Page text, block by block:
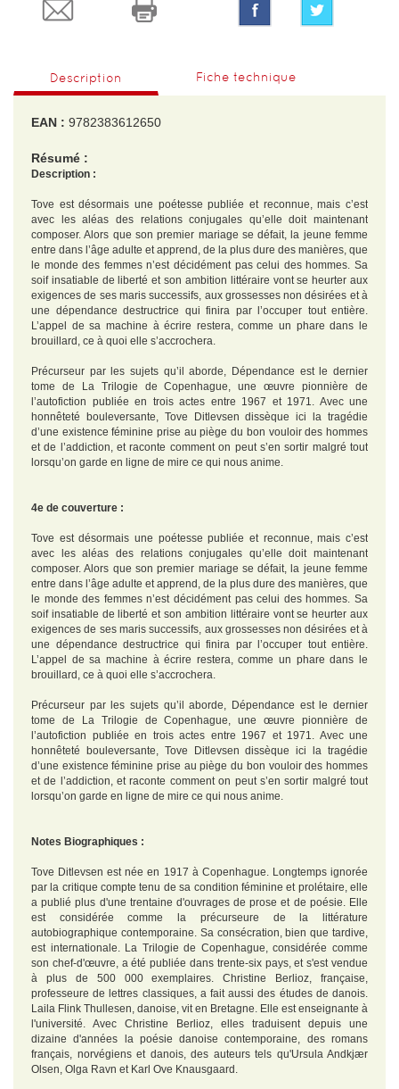
Description Fiche technique
EAN : 9782383612650
Résumé :
Description :
Tove est désormais une poétesse publiée et reconnue, mais c’est
avec les aléas des relations conjugales qu’elle doit maintenant
composer. Alors que son premier mariage se défait, la jeune femme
entre dans l’âge adulte et apprend, de la plus dure des manières, que
le monde des femmes n’est décidément pas celui des hommes. Sa
soif insatiable de liberté et son ambition littéraire vont se heurter aux
exigences de ses maris successifs, aux grossesses non désirées et à
une dépendance destructrice qui finira par l’occuper tout entière.
L’appel de sa machine à écrire restera, comme un phare dans le
brouillard, ce à quoi elle s’accrochera.
Précurseur par les sujets qu’il aborde, Dépendance est le dernier
tome de La Trilogie de Copenhague, une œuvre pionnière de
l’autofiction publiée en trois actes entre 1967 et 1971. Avec une
honnêteté bouleversante, Tove Ditlevsen dissèque ici la tragédie
d’une existence féminine prise au piège du bon vouloir des hommes
et de l’addiction, et raconte comment on peut s’en sortir malgré tout
lorsqu’on garde en ligne de mire ce qui nous anime.
4e de couverture :
Tove est désormais une poétesse publiée et reconnue, mais c’est
avec les aléas des relations conjugales qu’elle doit maintenant
composer. Alors que son premier mariage se défait, la jeune femme
entre dans l’âge adulte et apprend, de la plus dure des manières, que
le monde des femmes n’est décidément pas celui des hommes. Sa
soif insatiable de liberté et son ambition littéraire vont se heurter aux
exigences de ses maris successifs, aux grossesses non désirées et à
une dépendance destructrice qui finira par l’occuper tout entière.
L’appel de sa machine à écrire restera, comme un phare dans le
brouillard, ce à quoi elle s’accrochera.
Précurseur par les sujets qu’il aborde, Dépendance est le dernier
tome de La Trilogie de Copenhague, une œuvre pionnière de
l’autofiction publiée en trois actes entre 1967 et 1971. Avec une
honnêteté bouleversante, Tove Ditlevsen dissèque ici la tragédie
d’une existence féminine prise au piège du bon vouloir des hommes
et de l’addiction, et raconte comment on peut s’en sortir malgré tout
lorsqu’on garde en ligne de mire ce qui nous anime.
Notes Biographiques :
Tove Ditlevsen est née en 1917 à Copenhague. Longtemps ignorée
par la critique compte tenu de sa condition féminine et prolétaire, elle
a publié plus d'une trentaine d'ouvrages de prose et de poésie. Elle
est considérée comme la précurseure de la littérature
autobiographique contemporaine. Sa consécration, bien que tardive,
est internationale. La Trilogie de Copenhague, considérée comme
son chef-d'œuvre, a été publiée dans trente-six pays, et s'est vendue
à plus de 500 000 exemplaires. Christine Berlioz, française,
professeure de lettres classiques, a fait aussi des études de danois.
Laila Flink Thullesen, danoise, vit en Bretagne. Elle est enseignante à
l'université. Avec Christine Berlioz, elles traduisent depuis une
dizaine d'années la poésie danoise contemporaine, des romans
français, norvégiens et danois, des auteurs tels qu'Ursula Andkjær
Olsen, Olga Ravn et Karl Ove Knausgaard.